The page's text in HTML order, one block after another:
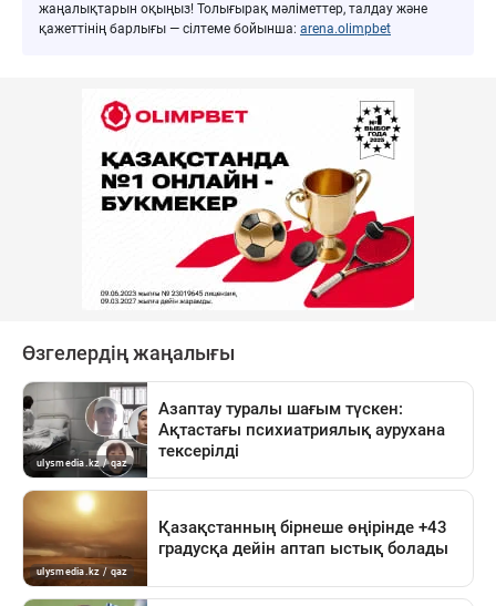
жаңалықтарын оқыңыз! Толығырақ мәліметтер, талдау және
қажеттінің барлығы — сілтеме бойынша: arena.olimpbet